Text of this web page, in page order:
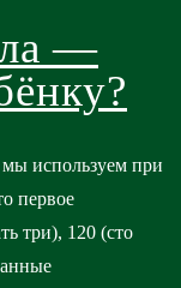
—
используем при
первое
три), 120 (сто